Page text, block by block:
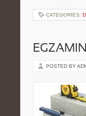
CATEGORIES:
POSTED BY